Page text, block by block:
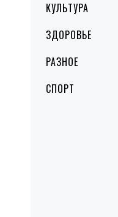
КУЛЬТУРА
ЗДОРОВЬЕ
РАЗНОЕ
СПОРТ